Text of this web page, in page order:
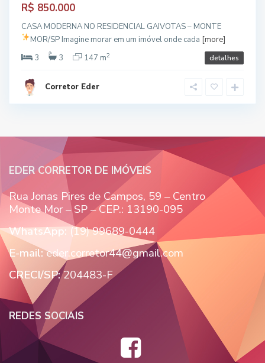
R$ 850.000
CASA MODERNA NO RESIDENCIAL GAIVOTAS – MONTE
MOR/SP Imagine morar em um imóvel onde cada [more]
3
3 147 m2 detalhes
Corretor Eder
EDER CORRETOR DE IMÓVEIS
Rua Jonas Pires de Campos, 59 – Centro
Monte Mor – SP – CEP.: 13190-095
WhatsApp: (19) 99689-0444
E-mail:eder.corretor44@gmail.com
CRECI/SP:204483-F
REDES SOCIAIS